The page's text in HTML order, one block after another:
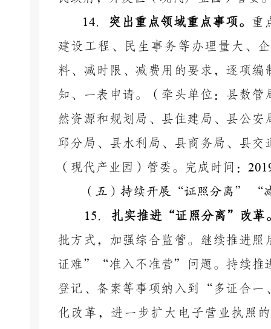
14． 突出重点领域重点事项。 重
建设工程、民生事务等办理量大、
料、减时限、减费用的要求，逐项
知、一表申请。（牵头单位：县数
然资源和规划局、县住建局、县公
邱分局、县水利局、县商务局、县
（现代产业园）管委。完成时间：
（五）持续开展“证照分离” “
15． 扎实推进 “证照分离”改革
批方式，加强综合监管。继续推进
证难”“准入不准营”问题。持续推
登记、备案等事项纳入到“多证合
化改革，进一步扩大电子营业执照